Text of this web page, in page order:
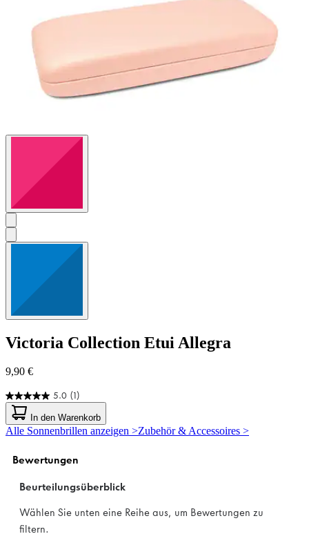
Victoria Collection Etui Allegra
9,90 €
5.0 (1)
5.0
von
5
Sternen.
Bewertung
In den Warenkorb
Alle Sonnenbrillen anzeigen >Zubehör & Accessoires >